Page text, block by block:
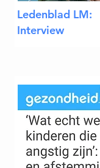
Ledenblad LM:
Interview